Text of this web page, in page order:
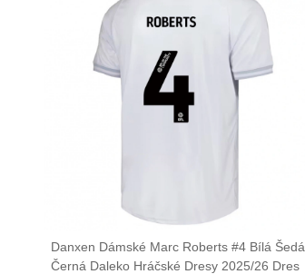
Danxen Dámské Marc Roberts #4 Bílá Šedá
Černá Daleko Hráčské Dresy 2025/26 Dres